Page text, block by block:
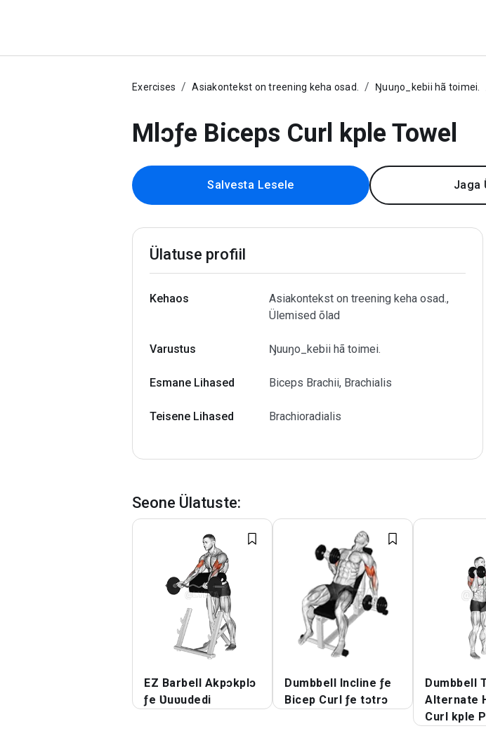
Exercises Asiakontekst on treening keha osad. Ŋuuŋo_kebii hã toimei.
Mlɔƒe Biceps Curl kple Towel
Salvesta Lesele Jaga
Ülatuse profiil
Kehaos
Asiakontekst on treening keha osad.,
Ülemised õlad
Varustus Ŋuuŋo_kebii hã toimei.
Esmane Lihased Biceps Brachii, Brachialis
Teisene Lihased Brachioradialis
Seone Ülatuste:
EZ Barbell Akpɔkplɔ
ƒe Ʋuʋudedi
Dumbbell Incline ƒe
Bicep Curl ƒe tɔtrɔ
Dumbbell
Alternate
Curl kple